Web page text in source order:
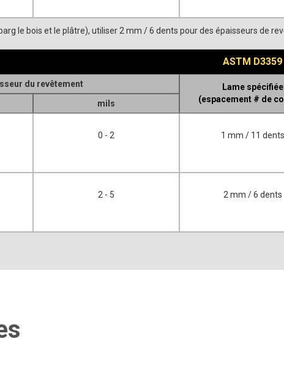
le bois et le plâtre), utiliser 2 mm / 6 dents pour des épaisseurs de
ASTM D3359
du revêtement
Lame spécifiée
(espacement # de
mils
0 - 2 1 mm / 11 dents
2 - 5 2 mm / 6 dents